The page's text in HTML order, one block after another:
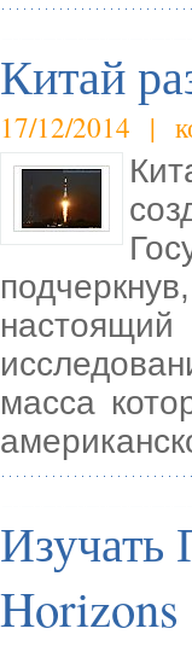
Китай
17/12/2014 |
масса
Изучать
Horizons